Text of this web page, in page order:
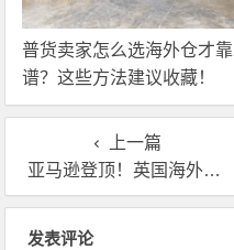
普货卖家怎么选海外仓才靠
谱？这些方法建议收藏！
上一篇
亚马逊登顶！英国海外仓成英区卖家破局关键
发表评论